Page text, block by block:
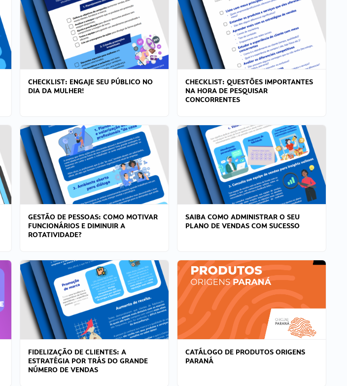
CHECKLIST: ENGAJE SEU PÚBLICO NO
DIA DA MULHER!
CHECKLIST: QUESTÕES IMPORTANTES
NA HORA DE PESQUISAR
CONCORRENTES
GESTÃO DE PESSOAS: COMO MOTIVAR
FUNCIONÁRIOS E DIMINUIR A
ROTATIVIDADE?
SAIBA COMO ADMINISTRAR O SEU
PLANO DE VENDAS COM SUCESSO
FIDELIZAÇÃO DE CLIENTES: A
ESTRATÉGIA POR TRÁS DO GRANDE
NÚMERO DE VENDAS
CATÁLOGO DE PRODUTOS ORIGENS
PARANÁ